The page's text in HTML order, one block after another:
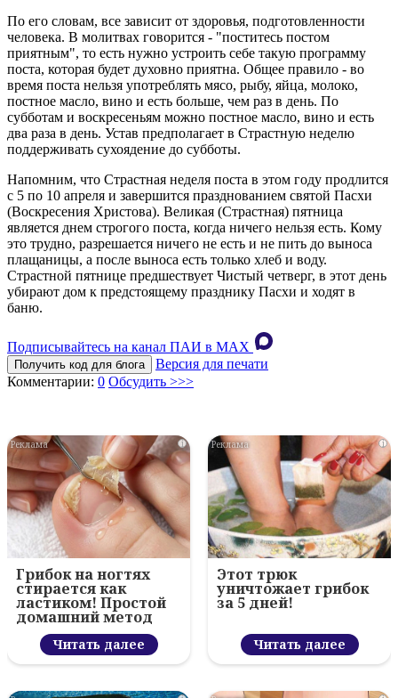
По его словам, все зависит от здоровья, подготовленности
человека. В молитвах говорится - "поститесь постом
приятным", то есть нужно устроить себе такую программу
поста, которая будет духовно приятна. Общее правило - во
время поста нельзя употреблять мясо, рыбу, яйца, молоко,
постное масло, вино и есть больше, чем раз в день. По
субботам и воскресеньям можно постное масло, вино и есть
два раза в день. Устав предполагает в Страстную неделю
поддерживать сухоядение до субботы.
Напомним, что Страстная неделя поста в этом году продлится
с 5 по 10 апреля и завершится празднованием святой Пасхи
(Воскресения Христова). Великая (Страстная) пятница
является днем строгого поста, когда ничего нельзя есть. Кому
это трудно, разрешается ничего не есть и не пить до выноса
плащаницы, а после выноса есть только хлеб и воду.
Страстной пятнице предшествует Чистый четверг, в этот день
убирают дом к предстоящему празднику Пасхи и ходят в
баню.
Подписывайтесь на канал ПАИ в MAХ
Получить код для блога
Версия для печати
Комментарии: 0 Обсудить >>>
i
Грибок на ногтях
стирается как
ластиком! Простой
домашний метод
Читать далее
i
Этот трюк
уничтожает грибок
за 5 дней!
Читать далее